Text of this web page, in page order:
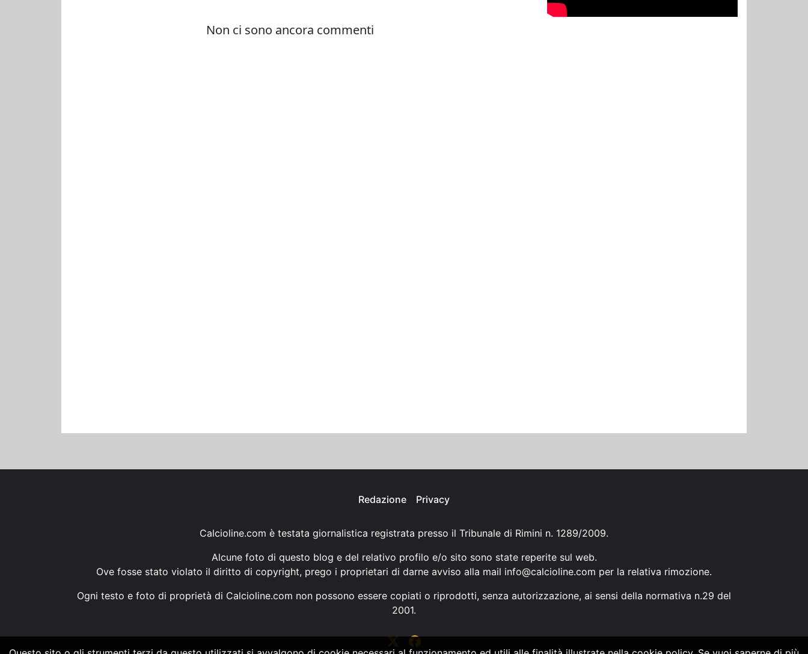
Redazione Privacy
Calcioline.com è testata giornalistica registrata presso il Tribunale di Rimini n. 1289/2009.
Alcune foto di questo blog e del relativo profilo e/o sito sono state reperite sul web.
Ove fosse stato violato il diritto di copyright, prego i proprietari di darne avviso alla mail info@calcioline.com per la relativa rimozione.
Ogni testo e foto di proprietà di Calcioline.com non possono essere copiati o riprodotti, senza autorizzazione, ai sensi della normativa n.29 del
2001.